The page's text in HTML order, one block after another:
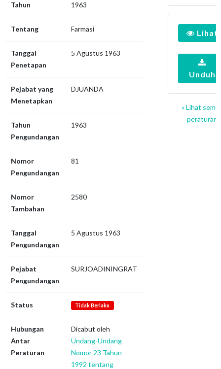
Tahun 1963
Tentang Farmasi
Tanggal
Penetapan
5 Agustus 1963
Pejabat yang
Menetapkan
DJUANDA
Tahun
Pengundangan
1963
Nomor
Pengundangan
81
Nomor
Tambahan
2580
Tanggal
Pengundangan
5 Agustus 1963
Pejabat
Pengundangan
SURJOADININGRAT
Status Tidak Berlaku
Hubungan
Antar
Peraturan
Dicabut oleh
Undang-Undang
Nomor 23 Tahun
1992 tentang
Lihat
Unduh
« Lihat
peraturan